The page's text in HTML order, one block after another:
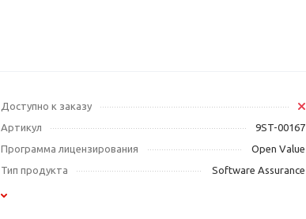
Доступно к заказу
Артикул
9ST-00167
Программа лицензирования
Open Value
Тип продукта
Software Assurance